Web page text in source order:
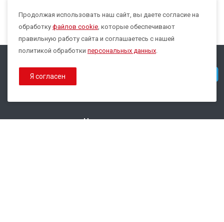
Max
Продолжая использовать наш сайт, вы даете согласие на
обработку файлов cookie, которые обеспечивают
правильную работу сайта и соглашаетесь с нашей
политикой обработки персональных данных.
Я согласен
© 2026 Все права защищены.
Наши контакты